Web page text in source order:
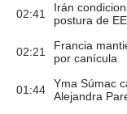
02:41
Irán
postura de
02:21
Francia
por canícula
01:44
Yma Súmac
Alejandra